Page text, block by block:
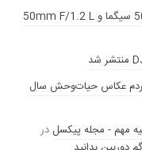
مقایسه لنز‌های 50mm F/1.4 Art سیگما و 50mm F/1.2 L
عکاس حیات‌وحش سال
در